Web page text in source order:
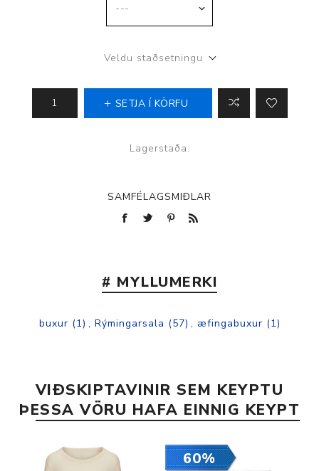
Veldu staðsetningu
SETJA Í KÖRFU
Lagerstaða:
SAMFÉLAGSMIÐLAR
# MYLLUMERKI
buxur (1) , Rýmingarsala (57) , æfingabuxur (1)
VIÐSKIPTAVINIR SEM KEYPTU
ÞESSA VÖRU HAFA EINNIG KEYPT
60%